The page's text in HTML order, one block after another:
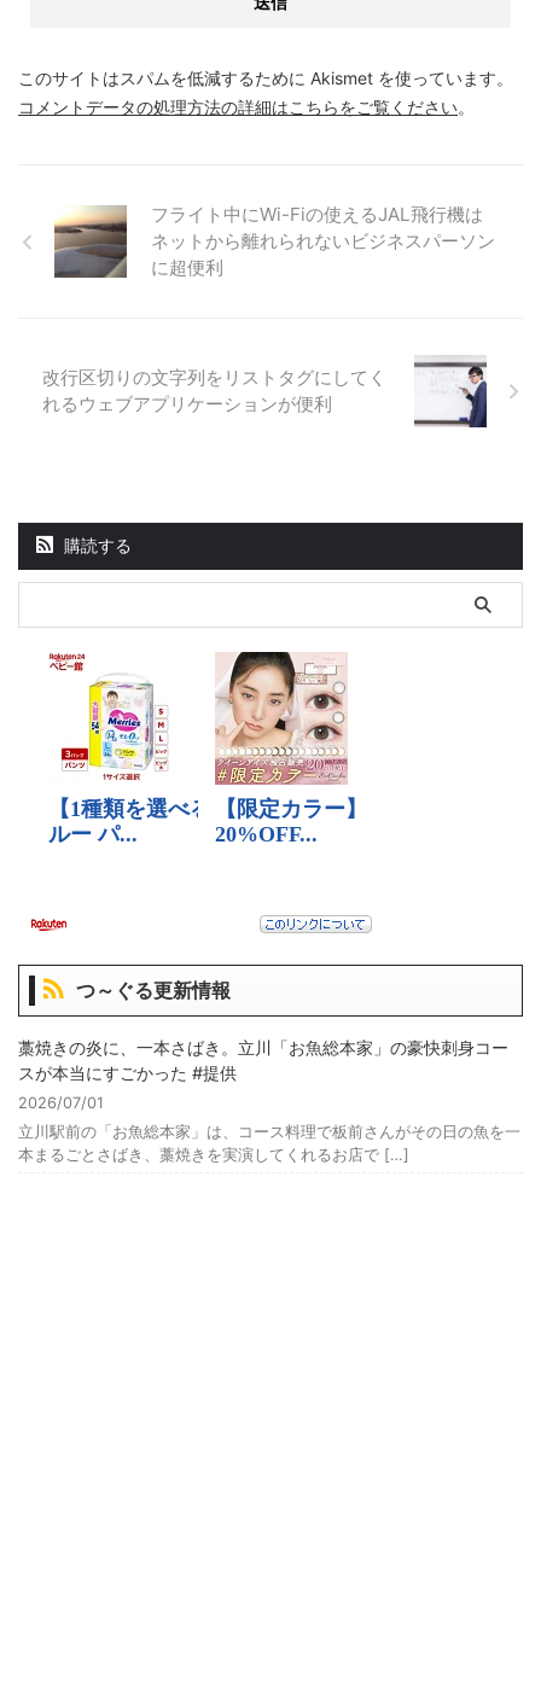
このサイトはスパムを低減するために Akismet を使っています。
コメントデータの処理方法の詳細はこちらをご覧ください。
フライト中にWi-Fiの使えるJAL飛行機は
ネットから離れられないビジネスパーソン
に超便利
改行区切りの文字列をリストタグにしてく
れるウェブアプリケーションが便利
購読する
つ～ぐる更新情報
藁焼きの炎に、一本さばき。立川「お魚総本家」の豪快刺身コー
スが本当にすごかった #提供
2026/07/01
立川駅前の「お魚総本家」は、コース料理で板前さんがその日の魚を一
本まるごとさばき、藁焼きを実演してくれるお店で […]